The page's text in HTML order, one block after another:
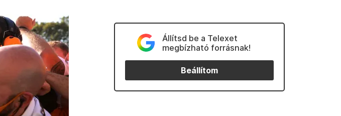
Állítsd be a Telexet
megbízható forrásnak!
Beállítom